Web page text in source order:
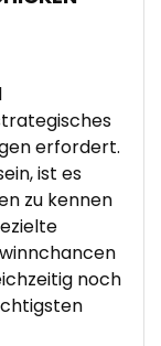
erfordert.
ist es
zu kennen
noch